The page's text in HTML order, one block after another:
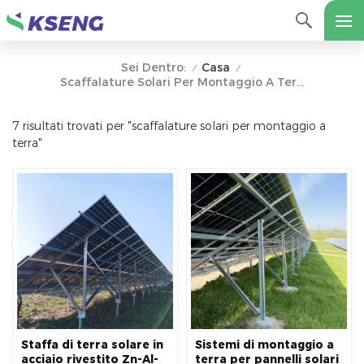
Sei Dentro: / Casa /
Scaffalature Solari Per Montaggio A Terra
7 risultati trovati per "scaffalature solari per montaggio a
terra"
Staffa di terra solare in
acciaio rivestito Zn-Al-
Sistemi di montaggio a
terra per pannelli solari